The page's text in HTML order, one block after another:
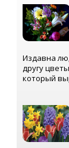
Издавна
другу
который